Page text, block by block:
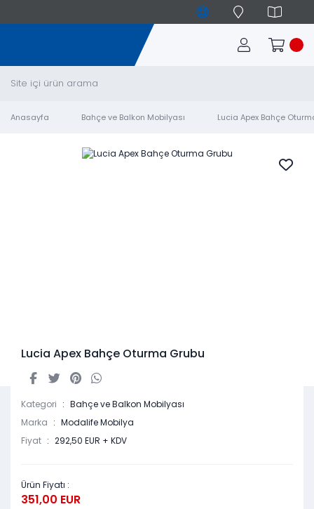
Anasayfa Bahçe ve Balkon Mobilyası Lucia Apex Bahçe
Lucia Apex Bahçe Oturma Grubu
Kategori
Bahçe ve Balkon Mobilyası
Marka
Modalife Mobilya
Fiyat
292,50 EUR + KDV
Ürün Fiyatı :
351,00 EUR